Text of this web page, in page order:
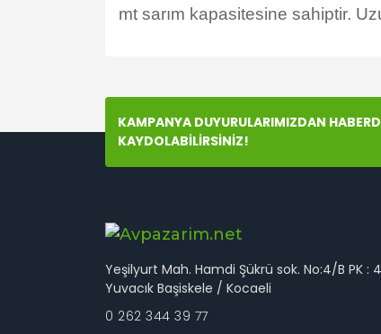
mt sarım kapasitesine sahiptir.
Ürün resmi kalitesiz, bozuk veya
Bu ürüne benzer farklı alternatifler olmalı.
KAMPANYA DUYURULARIMIZDAN
KAYDOLABİLİRSİNİZ!
Yeşilyurt Mah. Hamdi Şükrü sok. No:4/B PK :
Yuvacık Başiskele / Kocaeli
0 262 344 39 77